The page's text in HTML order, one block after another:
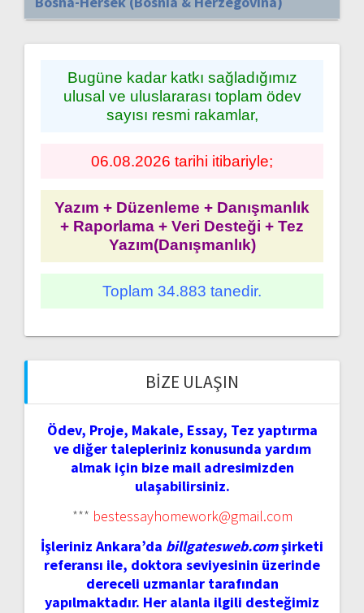
Bugüne kadar katkı sağladığımız
ulusal ve uluslararası toplam ödev
sayısı resmi rakamlar,
06.08.2026 tarihi itibariyle;
Yazım + Düzenleme + Danışmanlık
+ Raporlama + Veri Desteği + Tez
Yazım(Danışmanlık)
Toplam 34.883 tanedir.
BIZE ULAŞIN
Ödev, Proje, Makale, Essay, Tez yaptırma
ve diğer talepleriniz konusunda yardım
almak için bize mail adresimizden
ulaşabilirsiniz.
*** bestessayhomework@gmail.com
İşleriniz Ankara’da billgatesweb.comşirketi
referansı ile, doktora seviyesinin üzerinde
dereceli uzmanlar tarafından
yapılmaktadır. Her alanla ilgili desteğimiz